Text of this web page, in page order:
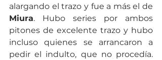
Miura. Hubo series por ambos
pitones de excelente trazo y hubo
incluso quienes se arrancaron a
pedir el indulto, que no procedía.